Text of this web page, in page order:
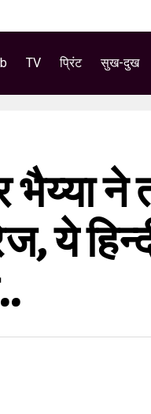
TV प्रिंट सुख-दुख
ने
ये